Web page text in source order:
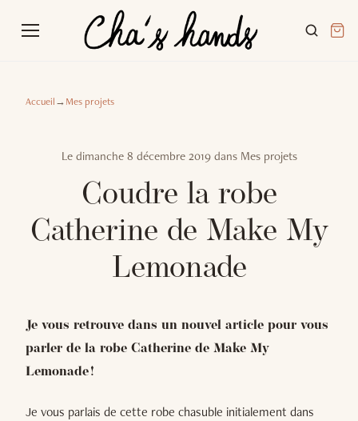
Accueil→Mes projets
Le dimanche 8 décembre 2019dans Mes projets
Coudre la robe
Catherine de Make My
Lemonade
Je vous retrouve dans un nouvel article pour vous
parler de la robe Catherine de Make My
Lemonade !
Je vous parlais de cette robe chasuble initialement dans